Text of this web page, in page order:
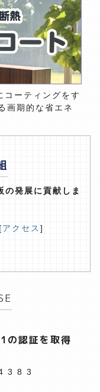
コーティングをす
画期的な省エネ
の発展に貢献しま
アクセス ]
の認証を取得
3 8 3